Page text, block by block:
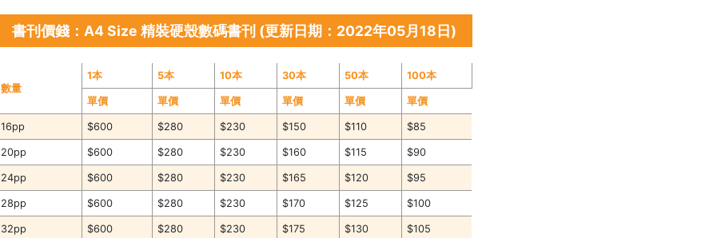
書刊價錢：A4 Size 精裝硬殼數碼書刊 (更新日期：2022年05月18日)
數量
1本 5本 10本 30本 50本 100本
單價 單價 單價 單價 單價 單價
16pp $600 $280 $230 $150 $110 $85
20pp $600 $280 $230 $160 $115 $90
24pp $600 $280 $230 $165 $120 $95
28pp $600 $280 $230 $170 $125 $100
32pp $600 $280 $230 $175 $130 $105